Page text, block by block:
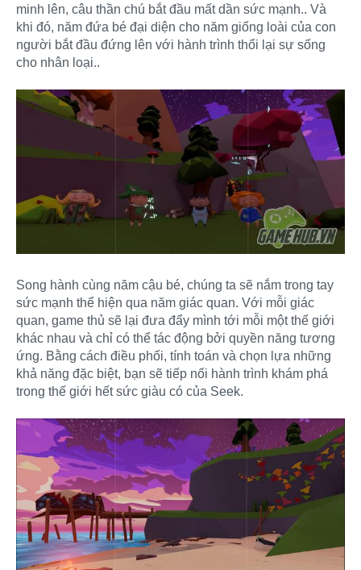
minh lên, câu thần chú bắt đầu mất dần sức mạnh.. Và
khi đó, năm đứa bé đại diện cho năm giống loài của con
người bắt đầu đứng lên với hành trình thổi lại sự sống
cho nhân loại..
Song hành cùng năm cậu bé, chúng ta sẽ nắm trong tay
sức mạnh thể hiện qua năm giác quan. Với mỗi giác
quan, game thủ sẽ lại đưa đẩy mình tới mỗi một thế giới
khác nhau và chỉ có thể tác động bởi quyền năng tương
ứng. Bằng cách điều phối, tính toán và chọn lựa những
khả năng đặc biệt, bạn sẽ tiếp nối hành trình khám phá
trong thế giới hết sức giàu có của Seek.